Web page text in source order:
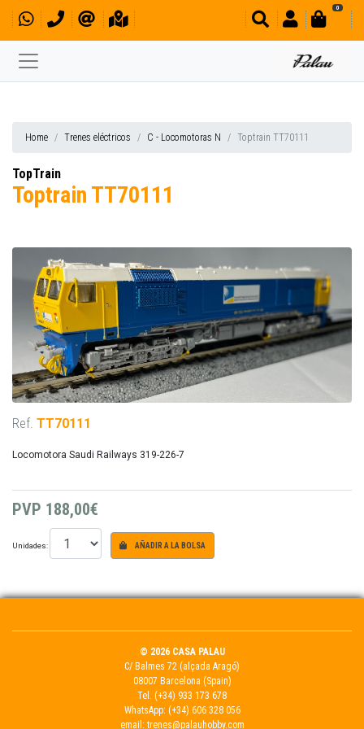
0
Home Trenes eléctricos C - Locomotoras N Toptrain TT70111
TopTrain
Toptrain TT70111
Ref. TT70111
Locomotora Saudi Railways 319-226-7
PVP 188,00€
Unidades: AÑADIR A LA BOLSA
© 2026 CASA PALAU
C/ Balmes 72 (alçada Aragó)
08007 Barcelona (Spain)
Tel. (+34) 933 173 678
WhatsApp: (+34) 606 328 056
email: trenes@palauhobby.com